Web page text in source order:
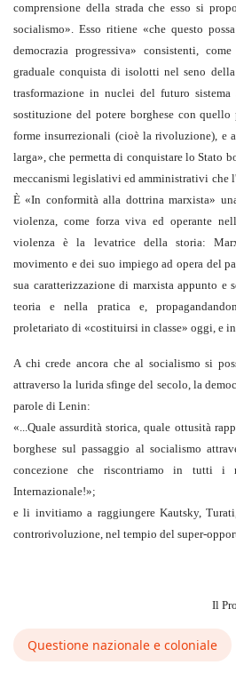
comprensione della strada che esso si
socialismo». Esso ritiene «che questo
democrazia progressiva» consistenti,
graduale conquista di isolotti nel seno
trasformazione in nuclei del futuro sistema
sostituzione del potere borghese con
forme insurrezionali (cioè la rivoluzione), e
larga», che permetta di conquistare lo Stato
meccanismi legislativi ed amministrativi che
È «In conformità alla dottrina marxista»
violenza, come forza viva ed operante
violenza è la levatrice della storia:
movimento e dei suo impiego ad opera del
sua caratterizzazione di marxista appunto
teoria e nella pratica e,
proletariato di «costituirsi in classe» oggi, e
A chi crede ancora che al socialismo si
attraverso la lurida sfinge del secolo, la
parole di Lenin:
«...Quale assurdità storica, quale ottusità
borghese sul passaggio al socialismo
concezione che riscontriamo in tutti i
Internazionale!»;
e li invitiamo a raggiungere Kautsky,
controrivoluzione, nel tempio del super-
Il
Questione nazionale e coloniale